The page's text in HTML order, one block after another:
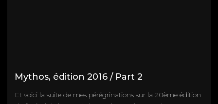
Mythos, édition 2016 / Part 2
Et voici la suite de mes pérégrinations sur la 20ème édition